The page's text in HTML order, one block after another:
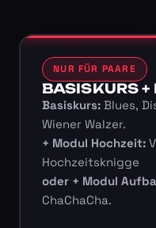
NUR FÜR PAARE
BASISKURS +
Basiskurs:Blues,
Wiener Walzer.
+ Modul Hochzeit:
Hochzeitsknigge
oder + Modul
ChaChaCha.